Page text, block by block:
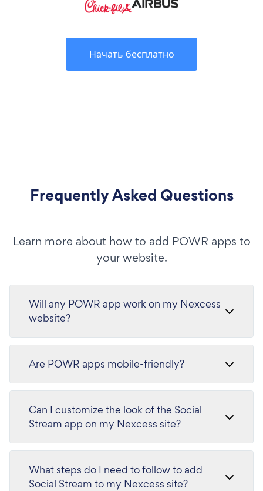
Начать бесплатно
Frequently Asked Questions
Learn more about how to add POWR apps to
your website.
Will any POWR app work on my Nexcess
website?
Are POWR apps mobile-friendly?
Can I customize the look of the Social
Stream app on my Nexcess site?
What steps do I need to follow to add
Social Stream to my Nexcess site?